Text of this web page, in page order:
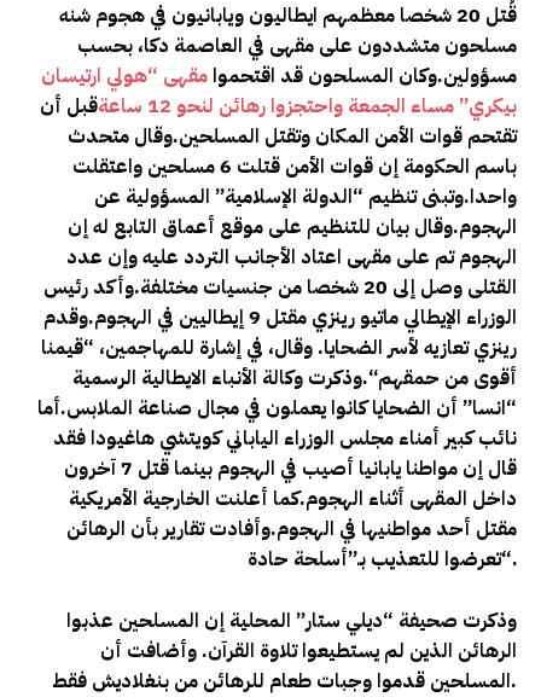
قُتل 20 شخصا معظمهم ايطاليون ويابانيون في هجوم شنه
مسلحون متشددون على مقهى في العاصمة دكا، بحسب
مسؤولين.وكان المسلحون قد اقتحموا مقهى “هولي ارتيسان
بيكري” مساء الجمعة واحتجزوا رهائن لنحو 12 ساعة
قبل أن
تقتحم قوات الأمن المكان وتقتل المسلحين.وقال متحدث
باسم الحكومة إن قوات الأمن قتلت 6 مسلحين واعتقلت
واحدا.وتبنى تنظيم “الدولة الإسلامية” المسؤولية عن
الهجوم.وقال بيان للتنظيم على موقع أعماق التابع له إن
الهجوم تم على مقهى اعتاد الأجانب التردد عليه وإن عدد
القتلى وصل إلى 20 شخصا من جنسيات مختلفة
.وأكد رئيس
الوزراء الإيطالي ماتيو رينزي مقتل 9 إيطاليين في الهجوم
.وقدم
رينزي تعازيه لأسر الضحايا. وقال، في إشارة للمهاجمين، “قيمنا
أقوى من حمقهم“.وذكرت وكالة الأنباء الايطالية الرسمية
“انسا” أن الضحايا كانوا يعملون في مجال صناعة الملابس.أما
نائب كبير أمناء مجلس الوزراء الياباني كويتشي هاغيودا فقد
قال إن مواطنا يابانيا أصيب في الهجوم بينما قتل 7 آخرون
داخل المقهى أثناء الهجوم.كما أعلنت الخارجية الأمريكية
مقتل أحد مواطنيها في الهجوم.وأفادت تقارير بأن الرهائن
تعرضوا للتعذيب بـ”أسلحة حادة“.
وذكرت صحيفة “ديلي ستار” المحلية إن المسلحين عذبوا
الرهائن الذين لم يستطيعوا تلاوة القرآن. وأضافت أن
المسلحين قدموا وجبات طعام للرهائن من بنغلاديش فقط.